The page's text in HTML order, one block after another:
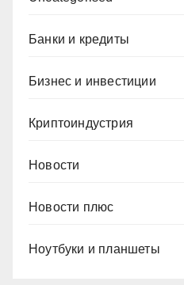
Банки и кредиты
Бизнес и инвестиции
Криптоиндустрия
Новости
Новости плюс
Ноутбуки и планшеты